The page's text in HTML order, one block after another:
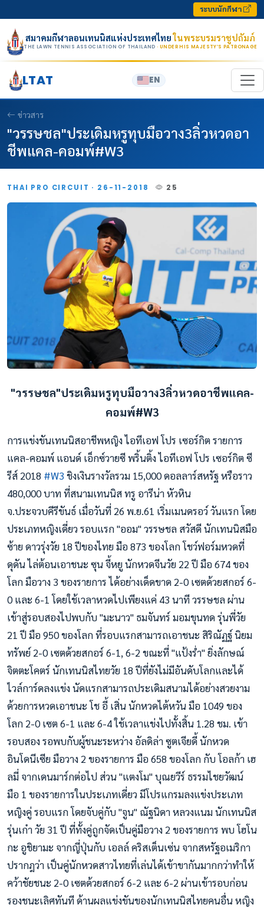
ระบบนักกีฬา
สมาคมกีฬาลอนเทนนิสแห่งประเทศไทยในพระบรมราชูปถัมภ์
THE LAWN TENNIS ASSOCIATION OF THAILAND · UNDER HIS MAJESTY’S PATRONAGE
LTAT EN
ข่าวสาร
"วรรษชล"ประเดิมหรูทุบมือวาง3ลิ่วหวดอา
ชีพแคล-คอมพ์#W3
THAI PRO CIRCUIT · 26-11-2018 25
"วรรษชล"ประเดิมหรูทุบมือวาง3ลิ่วหวดอาชีพแคล-
คอมพ์#W3
การแข่งขันเทนนิสอาชีพหญิง ไอทีเอฟ โปร เซอร์กิต รายการ
แคล-คอมพ์ แอนด์ เอ็กซ์วายซี พริ้นติ้ง ไอทีเอฟ โปร เซอร์กิต ซี
รีส์ 2018 #W3 ชิงเงินรางวัลรวม 15,000 ดอลลาร์สหรัฐ หรือราว
480,000 บาท ที่สนามเทนนิส ทรู อารีน่า หัวหิน
จ.ประจวบคีรีขันธ์ เมื่อวันที่ 26 พ.ย.61 เริ่มเมนดรอว์ วันแรก โดย
ประเภทหญิงเดี่ยว รอบแรก "ออม" วรรษชล สวัสดี นักเทนนิสมือ
ซ้าย ดาวรุ่งวัย 18 ปีของไทย มือ 873 ของโลก โชว์ฟอร์มหวดที่
ดุดัน ไล่ต้อนเอาชนะ ซุน จี้หยู นักหวดจีนวัย 22 ปี มือ 674 ของ
โลก มือวาง 3 ของรายการ ได้อย่างเด็ดขาด 2-0 เซตด้วยสกอร์ 6-
0 และ 6-1 โดยใช้เวลาหวดไปเพียงแค่ 43 นาที วรรษชล ผ่าน
เข้าสู่รอบสองไปพบกับ "มะนาว" ธมจันทร์ มอมขุนทด รุ่นพี่วัย
21 ปี มือ 950 ของโลก ที่รอบแรกสามารถเอาชนะ สิริณัฏฐ์ นิยม
ทรัพย์ 2-0 เซตด้วยสกอร์ 6-1, 6-2 ขณะที่ "แป้งร่ำ" ยิ่งลักษณ์
จิตตะโคตร์ นักเทนนิสไทยวัย 18 ปีที่ยังไม่มีอันดับโลกและได้
ไวล์การ์ดลงแข่ง นัดแรกสามารถประเดิมสนามได้อย่างสวยงาม
ด้วยการหวดเอาชนะ โช อี้ เสิ่น นักหวดไต้หวัน มือ 1049 ของ
โลก 2-0 เซต 6-1 และ 6-4 ใช้เวลาแข่งไปทั้งสิ้น 1.28 ชม. เข้า
รอบสอง รอพบกับผู้ชนะระหว่าง อัลดิล่า ซูตเจียดี้ นักหวด
อินโดนีเซีย มือวาง 2 ของรายการ มือ 658 ของโลก กับ โอลก้า เฮ
ลมี่ จากเดนมาร์กต่อไป ส่วน "แตงโม" บุณยวีร์ ธรรมไชยวัฒน์
มือ 1 ของรายการในประเภทเดี่ยว มีโปรแกรมลงแข่งประเภท
หญิงคู่ รอบแรก โดยจับคู่กับ "จูน" ณัฐนิดา หลวงแนม นักเทนนิส
รุ่นเก๋า วัย 31 ปี ที่ทั้งคู่ถูกจัดเป็นคู่มือวาง 2 ของรายการ พบ โฮโน
กะ อูชิยามะ จากญี่ปุ่นกับ เอลล์ คริสเต็นเซ่น จากสหรัฐอเมริกา
ปรากฎว่า เป็นคู่นักหวดสาวไทยที่เล่นได้เข้าขากันมากกว่าทำให้
คว้าชัยชนะ 2-0 เซตด้วยสกอร์ 6-2 และ 6-2 ผ่านเข้ารอบก่อน
รองชนะเลิศทันที ด้านผลแข่งขันของนักเทนนิสไทยคนอื่น หญิง